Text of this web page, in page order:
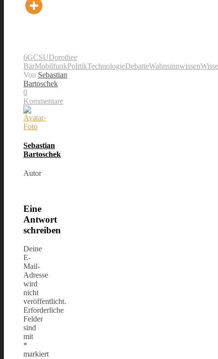
6GCSUDorothee
BärMobilfunkPolitikTechnologieDebatteWahnsinnwissen
Von Sebastian
Bartoschek
0
Kommentare
Sebastian
Bartoschek
Autor
Eine
Antwort
schreiben
Deine
E-
Mail-
Adresse
wird
nicht
veröffentlicht.
Erforderliche
Felder
sind
mit
*
markiert